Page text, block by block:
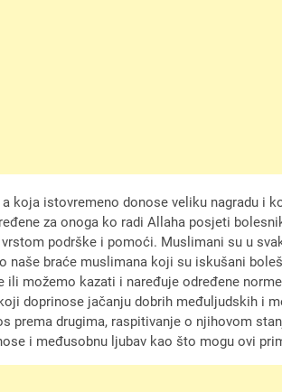
koja istovremeno donose veliku nagradu
za onoga ko radi Allaha posjeti
podrške i pomoći. Muslimani su u
naše braće muslimana koji su iskušani
možemo kazati i naređuje određene
doprinose jačanju dobrih međuljudskih i
prema drugima, raspitivanje o njihovom
i međusobnu ljubav kao što mogu ovi